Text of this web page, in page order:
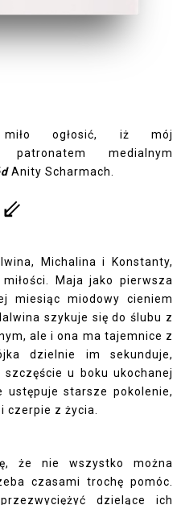
ogłosić, iż mój
medialnym
Anity Scharmach.
Michalina i Konstanty,
Maja jako pierwsza
miesiąc miodowy cieniem
szykuje się do ślubu z
ale i ona ma tajemnice z
dzielnie im sekunduje,
u boku ukochanej
ustępuje starsze pokolenie,
czerpie z życia.
że nie wszystko można
czasami trochę pomóc.
dzielące ich